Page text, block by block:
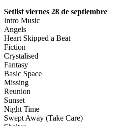
Setlist viernes 28 de septiembre
Intro Music
Angels
Heart Skipped a Beat
Fiction
Crystalised
Fantasy
Basic Space
Missing
Reunion
Sunset
Night Time
Swept Away (Take Care)